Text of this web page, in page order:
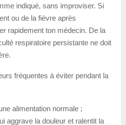
indiqué, sans improviser. Si
ou de la fièvre après
rapidement ton médecin. De la
respiratoire persistante ne doit
fréquentes à éviter pendant la
alimentation normale ;
aggrave la douleur et ralentit la